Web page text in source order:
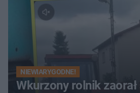
NIEWIARYGODNE!
Wkurzony rolnik